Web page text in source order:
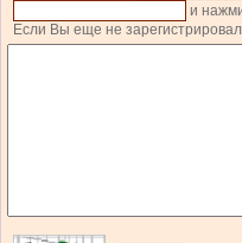
и
Если Вы еще не